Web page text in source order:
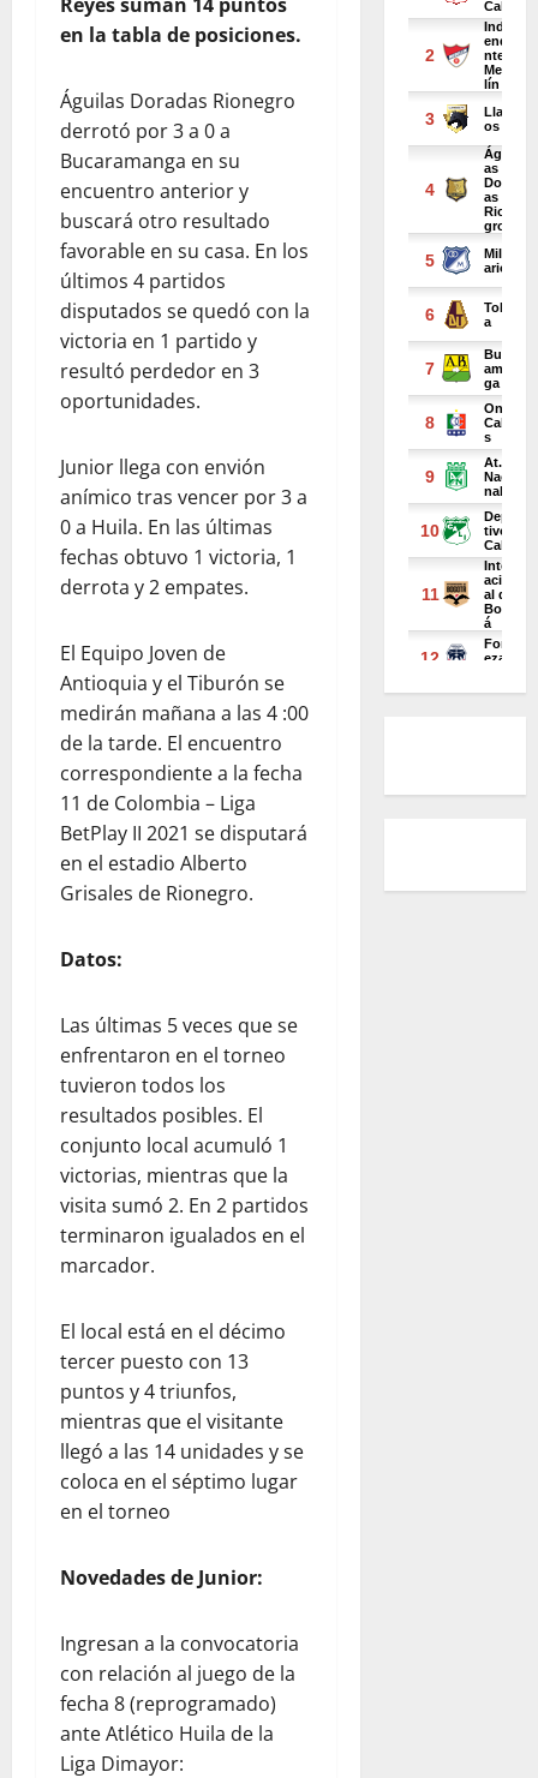
en la tabla de posiciones.
Águilas Doradas Rionegro
derrotó por 3 a 0 a
Bucaramanga en su
encuentro anterior y
buscará otro resultado
favorable en su casa. En los
últimos 4 partidos
disputados se quedó con la
victoria en 1 partido y
resultó perdedor en 3
oportunidades.
Junior llega con envión
anímico tras vencer por 3 a
0 a Huila. En las últimas
fechas obtuvo 1 victoria, 1
derrota y 2 empates.
El Equipo Joven de
Antioquia y el Tiburón se
medirán mañana a las 4 :00
de la tarde. El encuentro
correspondiente a la fecha
11 de Colombia – Liga
BetPlay II 2021 se disputará
en el estadio Alberto
Grisales de Rionegro.
Datos:
Las últimas 5 veces que se
enfrentaron en el torneo
tuvieron todos los
resultados posibles. El
conjunto local acumuló 1
victorias, mientras que la
visita sumó 2. En 2 partidos
terminaron igualados en el
marcador.
El local está en el décimo
tercer puesto con 13
puntos y 4 triunfos,
mientras que el visitante
llegó a las 14 unidades y se
coloca en el séptimo lugar
en el torneo
Novedades de Junior:
Ingresan a la convocatoria
con relación al juego de la
fecha 8 (reprogramado)
ante Atlético Huila de la
Liga Dimayor: